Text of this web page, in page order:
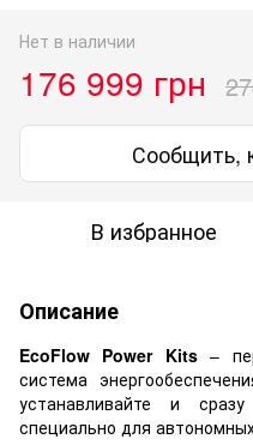
Нет в наличии
176 999 грн
Сообщить,
В избранное
Описание
EcoFlow Power Kits–
система
устанавливайте и сразу
специально для